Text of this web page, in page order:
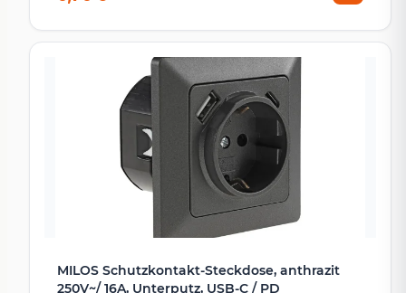
MILOS Schutzkontakt-Steckdose, anthrazit
250V~/ 16A, Unterputz, USB-C / PD